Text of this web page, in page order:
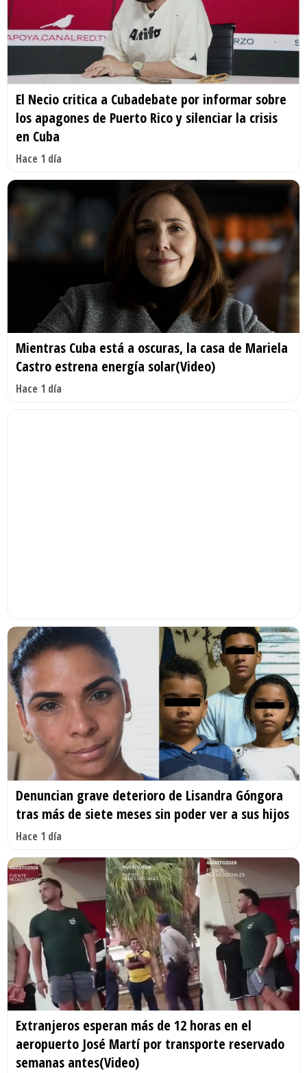
El Necio critica a Cubadebate por informar sobre
los apagones de Puerto Rico y silenciar la crisis
en Cuba
Hace 1 día
Mientras Cuba está a oscuras, la casa de Mariela
Castro estrena energía solar(Video)
Hace 1 día
Denuncian grave deterioro de Lisandra Góngora
tras más de siete meses sin poder ver a sus hijos
Hace 1 día
Extranjeros esperan más de 12 horas en el
aeropuerto José Martí por transporte reservado
semanas antes(Video)